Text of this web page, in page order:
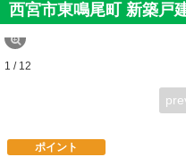
西宮市東鳴尾町 新築戸
1 / 12
ポイント